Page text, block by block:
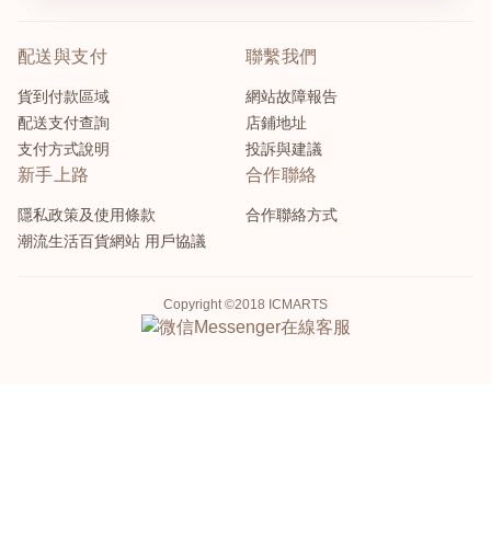
配送與支付
貨到付款區域
配送支付查詢
支付方式說明
聯繫我們
網站故障報告
店鋪地址
投訴與建議
新手上路
隱私政策及使用條款
潮流生活百貨網站 用戶協議
合作聯絡
合作聯絡方式
Copyright ©2018 ICMARTS
Messenger在線客服